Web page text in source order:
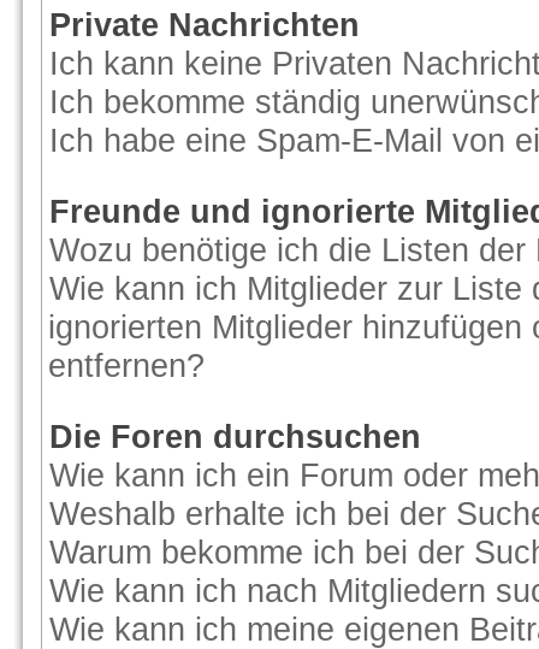
Private Nachrichten
Ich kann keine Privaten
Ich bekomme ständig
Ich habe eine Spam-E-Mail von
Freunde und ignorierte
Wozu benötige ich die Listen
Wie kann ich Mitglieder zur
ignorierten Mitglieder
entfernen?
Die Foren durchsuchen
Wie kann ich ein Forum oder
Weshalb erhalte ich bei der
Warum bekomme ich bei der
Wie kann ich nach Mitgliedern
Wie kann ich meine eigenen